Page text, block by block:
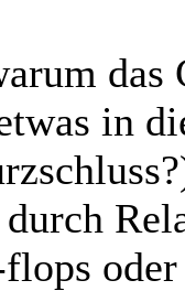
das
in